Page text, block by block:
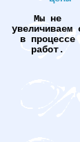
Мы не
увеличиваем
в процессе
работ.